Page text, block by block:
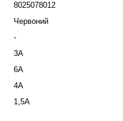
8025078012
Червоний
-
3А
6А
4А
1,5А